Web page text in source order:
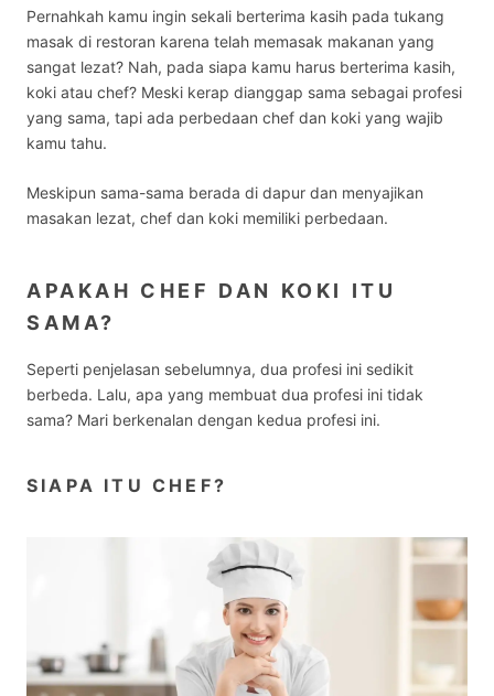
Pernahkah kamu ingin sekali berterima kasih pada tukang
masak di restoran karena telah memasak makanan yang
sangat lezat? Nah, pada siapa kamu harus berterima kasih,
koki atau chef? Meski kerap dianggap sama sebagai profesi
yang sama, tapi ada perbedaan chef dan koki yang wajib
kamu tahu.
Meskipun sama-sama berada di dapur dan menyajikan
masakan lezat, chef dan koki memiliki perbedaan.
APAKAH CHEF DAN KOKI ITU
SAMA?
Seperti penjelasan sebelumnya, dua profesi ini sedikit
berbeda. Lalu, apa yang membuat dua profesi ini tidak
sama? Mari berkenalan dengan kedua profesi ini.
SIAPA ITU CHEF?